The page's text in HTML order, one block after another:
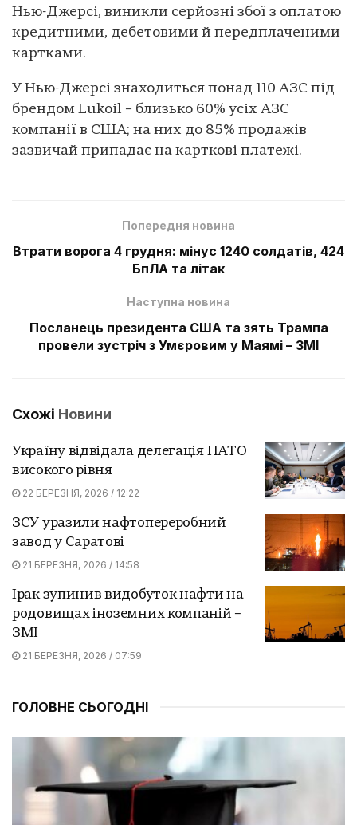
Нью-Джерсі, виникли серйозні збої з оплатою
кредитними, дебетовими й передплаченими
картками.
У Нью-Джерсі знаходиться понад 110 АЗС під
брендом Lukoil – близько 60% усіх АЗС
компанії в США; на них до 85% продажів
зазвичай припадає на карткові платежі.
Попередня новина
Втрати ворога 4 грудня: мінус 1240 солдатів, 424
БпЛА та літак
Наступна новина
Посланець президента США та зять Трампа
провели зустріч з Умєровим у Маямі – ЗМІ
Схожі Новини
Україну відвідала делегація НАТО
високого рівня
22 БЕРЕЗНЯ, 2026 / 12:22
ЗСУ уразили нафтопереробний
завод у Саратові
21 БЕРЕЗНЯ, 2026 / 14:58
Ірак зупинив видобуток нафти на
родовищах іноземних компаній –
ЗМІ
21 БЕРЕЗНЯ, 2026 / 07:59
ГОЛОВНЕ СЬОГОДНІ